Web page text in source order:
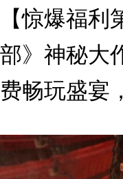
【惊爆福
部》神秘大
费畅玩盛宴